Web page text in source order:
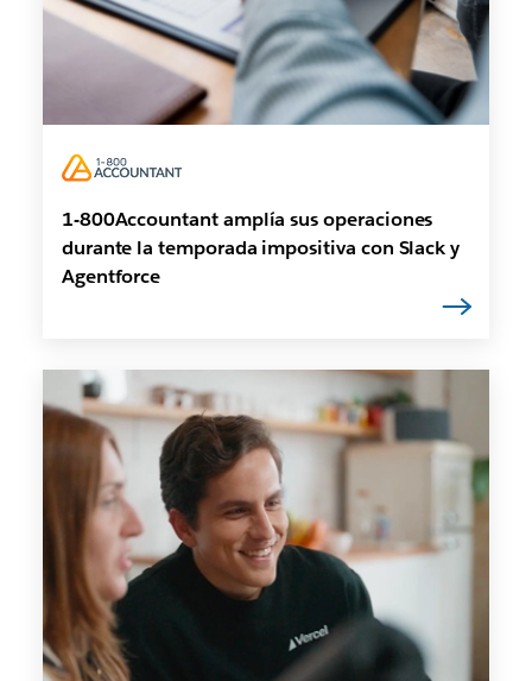
1-800Accountant amplía sus operaciones
durante la temporada impositiva con Slack y
Agentforce